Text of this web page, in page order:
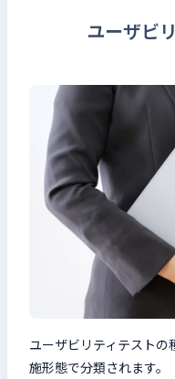
ユーザビ
ユーザビリティテスト
施形態で分類されます。